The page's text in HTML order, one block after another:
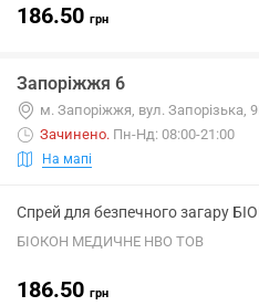
186.50 грн
Запоріжжя 6
м. Запоріжжя, вул. Запорізька,
Зачинено. Пн-Нд: 08:00-21:00
На мапі
Спрей для безпечного загару
БІОКОН МЕДИЧНЕ НВО ТОВ
186.50 грн